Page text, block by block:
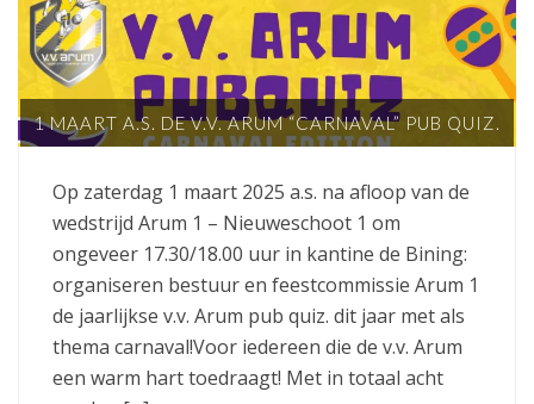
1 MAART A.S. DE V.V. ARUM “CARNAVAL” PUB QUIZ.
Op zaterdag 1 maart 2025 a.s. na afloop van de
wedstrijd Arum 1 – Nieuweschoot 1 om
ongeveer 17.30/18.00 uur in kantine de Bining:
organiseren bestuur en feestcommissie Arum 1
de jaarlijkse v.v. Arum pub quiz. dit jaar met als
thema carnaval!Voor iedereen die de v.v. Arum
een warm hart toedraagt! Met in totaal acht